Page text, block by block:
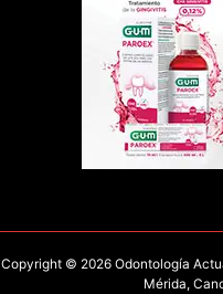
Copyright © 2026 Odontología
Mérida,